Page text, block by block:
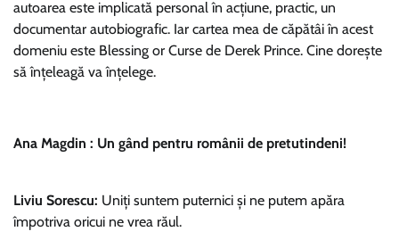
autoarea este implicată personal în acţiune, practic, un
documentar autobiografic. Iar cartea mea de căpătâi în acest
domeniu este Blessing or Curse de Derek Prince. Cine doreşte
să înţeleagă va înţelege.
Ana Magdin : Un gând pentru românii de pretutindeni!
Liviu Sorescu: Uniţi suntem puternici şi ne putem apăra
împotriva oricui ne vrea răul.